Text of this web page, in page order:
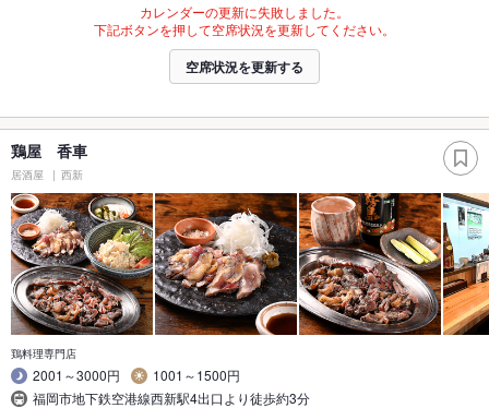
カレンダーの更新に失敗しました。
下記ボタンを押して空席状況を更新してください。
空席状況を更新する
鶏屋 香車
居酒屋 西新
鶏料理専門店
2001～3000円
1001～1500円
福岡市地下鉄空港線西新駅4出口より徒歩約3分